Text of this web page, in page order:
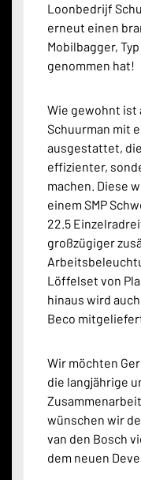
Loonbedrijf
erneut einen
Mobilbagger,
genommen hat!
Wie gewohnt ist
Schuurman mit
ausgestattet,
effizienter,
machen. Diese
einem SMP
22.5
großzügiger
Löffelset von
hinaus wird
Beco
Wir möchten
die langjährige
wünschen wir
van den Bosch
dem neuen